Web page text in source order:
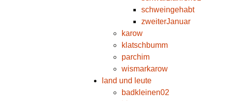
schweingehabt
zweiterJanuar
karow
klatschbumm
parchim
wismarkarow
land und leute
badkleinen02